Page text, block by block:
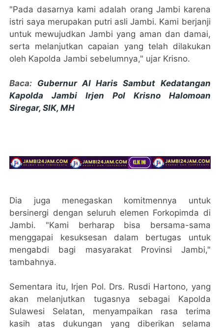
"Pada dasarnya kami adalah orang Jambi karena
istri saya merupakan putri asli Jambi. Kami berjanji
untuk mewujudkan Jambi yang aman dan damai,
serta melanjutkan capaian yang telah dilakukan
oleh Kapolda Jambi sebelumnya," ujar Krisno.
Baca: Gubernur Al Haris Sambut Kedatangan
Kapolda Jambi Irjen Pol Krisno Halomoan
Siregar, SIK, MH
Dia juga menegaskan komitmennya untuk
bersinergi dengan seluruh elemen Forkopimda di
Jambi. "Kami berharap bisa bersama-sama
menggapai kesuksesan dalam bertugas untuk
mengabdi bagi masyarakat Provinsi Jambi,"
tambahnya.
Sementara itu, Irjen Pol. Drs. Rusdi Hartono, yang
akan melanjutkan tugasnya sebagai Kapolda
Sulawesi Selatan, menyampaikan rasa terima
kasih atas dukungan yang diberikan selama